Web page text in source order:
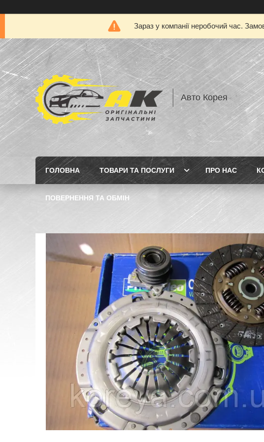
Зараз у компанії неробочий час.
Авто Корея
ГОЛОВНА ТОВАРИ ТА ПОСЛУГИ ПРО НАС
ПОВЕРНЕННЯ ТА ОБМІН